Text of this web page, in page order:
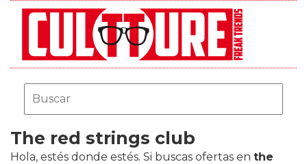
The red strings club
Hola, estés donde estés. Si buscas ofertas en the